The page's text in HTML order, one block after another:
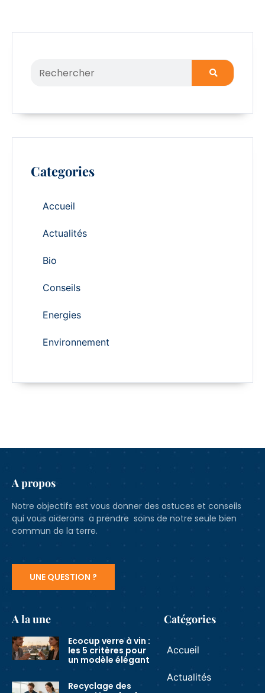
Categories
Accueil
Actualités
Bio
Conseils
Energies
Environnement
A propos
Notre objectifs est vous donner des astuces et conseils
qui vous aiderons a prendre soins de notre seule bien
commun de la terre.
UNE QUESTION ?
A la une
Ecocup verre à vin :
les 5 critères pour
un modèle élégant
Recyclage des
Catégories
Accueil
Actualités